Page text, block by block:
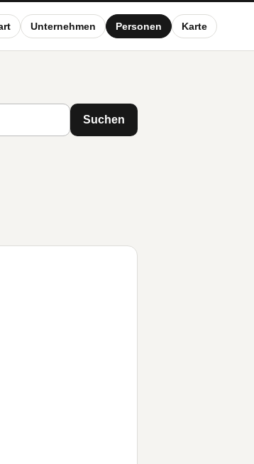
Unternehmen Personen Karte
Suchen